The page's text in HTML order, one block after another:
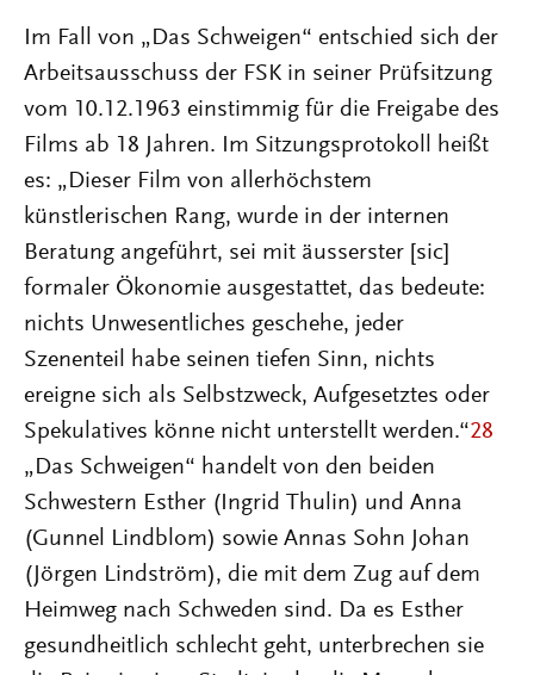
Im Fall von „Das Schweigen“ entschied sich der
Arbeitsausschuss der FSK in seiner Prüfsitzung
vom 10.12.1963 einstimmig für die Freigabe des
Films ab 18 Jahren. Im Sitzungsprotokoll heißt
es: „Dieser Film von allerhöchstem
künstlerischen Rang, wurde in der internen
Beratung angeführt, sei mit äusserster [sic]
formaler Ökonomie ausgestattet, das bedeute:
nichts Unwesentliches geschehe, jeder
Szenenteil habe seinen tiefen Sinn, nichts
ereigne sich als Selbstzweck, Aufgesetztes oder
Spekulatives könne nicht unterstellt werden.“28
„Das Schweigen“ handelt von den beiden
Schwestern Esther (Ingrid Thulin) und Anna
(Gunnel Lindblom) sowie Annas Sohn Johan
(Jörgen Lindström), die mit dem Zug auf dem
Heimweg nach Schweden sind. Da es Esther
gesundheitlich schlecht geht, unterbrechen sie